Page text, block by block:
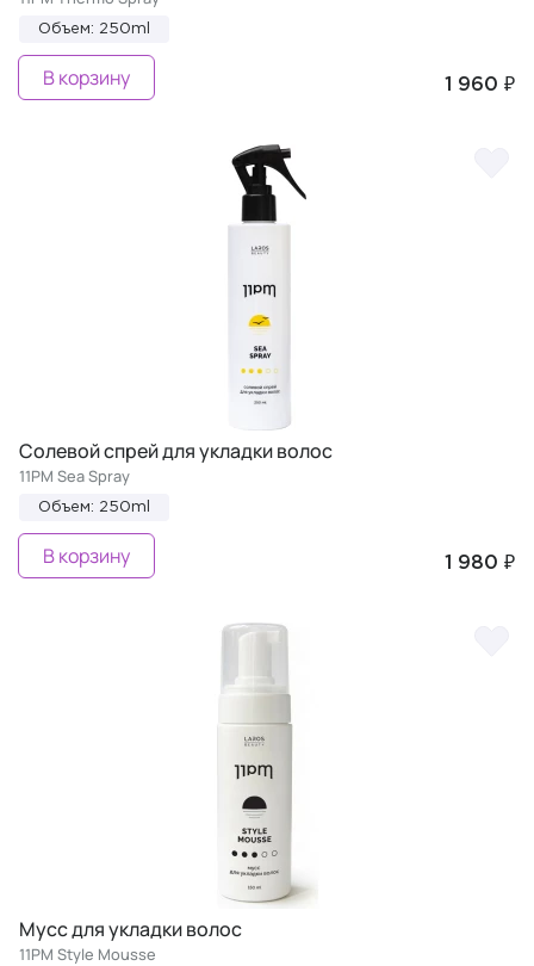
Объем: 250ml
1 960 ₽
В корзину
Солевой спрей для укладки волос
11PM Sea Spray
Объем: 250ml
1 980 ₽
В корзину
Мусс для укладки волос
11PM Style Mousse